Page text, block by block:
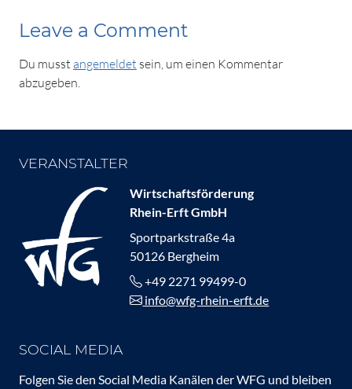
Leave a Comment
Du musst angemeldet sein, um einen Kommentar
abzugeben.
VERANSTALTER
Wirtschaftsförderung
Rhein-Erft GmbH
Sportparkstraße 4a
50126 Bergheim
+49 2271 99499-0
info@wfg-rhein-erft.de
SOCIAL MEDIA
Folgen Sie den Social Media Kanälen der WFG und bleiben